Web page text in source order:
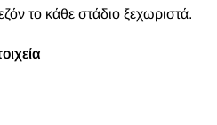
το κάθε στάδιο ξεχωριστά.